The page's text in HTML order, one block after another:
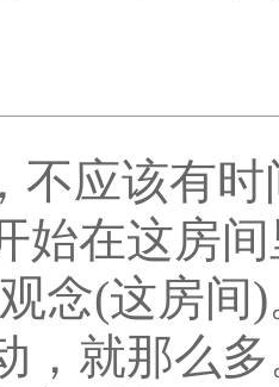
不应该有
始在这房
念(这房间
，就那么